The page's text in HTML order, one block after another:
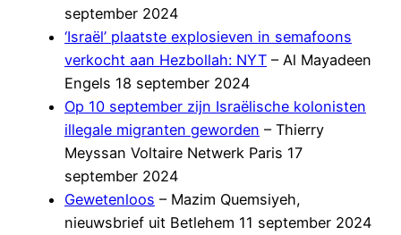
september 2024
‘Israël’ plaatste explosieven in semafoons
verkocht aan Hezbollah: NYT – Al Mayadeen
Engels 18 september 2024
Op 10 september zijn Israëlische kolonisten
illegale migranten geworden – Thierry
Meyssan Voltaire Netwerk Paris 17
september 2024
Gewetenloos – Mazim Quemsiyeh,
nieuwsbrief uit Betlehem 11 september 2024